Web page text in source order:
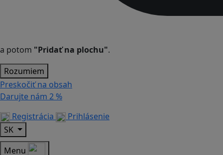
a potom "Pridať na plochu".
Rozumiem
Preskočiť na obsah
Darujte nám 2 %
Registrácia
Prihlásenie
SK
Menu